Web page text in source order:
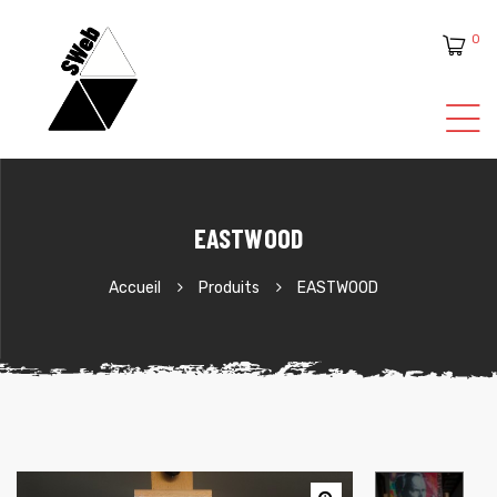
0
EASTWOOD
Accueil Produits EASTWOOD